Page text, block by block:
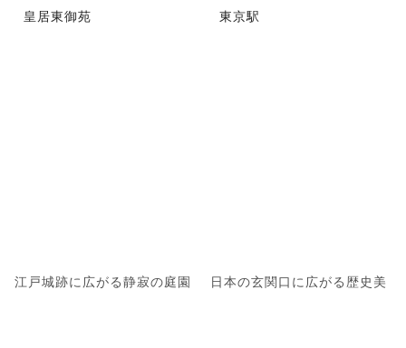
皇居東御苑
江戸城跡に広がる静寂の庭園
東京駅
日本の玄関口に広がる歴史美